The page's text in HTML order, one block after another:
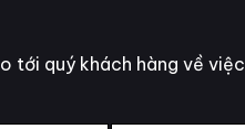
tới quý khách hàng về